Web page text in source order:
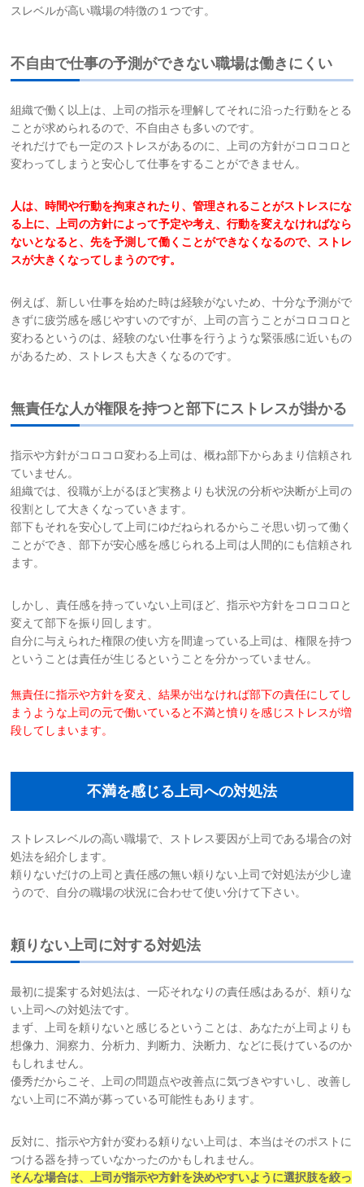
会社概要
採用情報
カウンセリング予約
お問い合わせ
サイトマップ
リンク集
お知らせ
スレベルが高い職場の特徴の１つです。
不自由で仕事の予測ができない職場は働きにくい
組織で働く以上は、上司の指示を理解してそれに沿った行動をとる
ことが求められるので、不自由さも多いのです。
それだけでも一定のストレスがあるのに、上司の方針がコロコロと
変わってしまうと安心して仕事をすることができません。
人は、時間や行動を拘束されたり、管理されることがストレスにな
る上に、上司の方針によって予定や考え、行動を変えなければなら
ないとなると、先を予測して働くことができなくなるので、ストレ
スが大きくなってしまうのです。
例えば、新しい仕事を始めた時は経験がないため、十分な予測がで
きずに疲労感を感じやすいのですが、上司の言うことがコロコロと
変わるというのは、経験のない仕事を行うような緊張感に近いもの
があるため、ストレスも大きくなるのです。
無責任な人が権限を持つと部下にストレスが掛かる
指示や方針がコロコロ変わる上司は、概ね部下からあまり信頼され
ていません。
組織では、役職が上がるほど実務よりも状況の分析や決断が上司の
役割として大きくなっていきます。
部下もそれを安心して上司にゆだねられるからこそ思い切って働く
ことができ、部下が安心感を感じられる上司は人間的にも信頼され
ます。
しかし、責任感を持っていない上司ほど、指示や方針をコロコロと
変えて部下を振り回します。
自分に与えられた権限の使い方を間違っている上司は、権限を持つ
ということは責任が生じるということを分かっていません。
無責任に指示や方針を変え、結果が出なければ部下の責任にしてし
まうような上司の元で働いていると不満と憤りを感じストレスが増
段してしまいます。
不満を感じる上司への対処法
ストレスレベルの高い職場で、ストレス要因が上司である場合の対
処法を紹介します。
頼りないだけの上司と責任感の無い頼りない上司で対処法が少し違
うので、自分の職場の状況に合わせて使い分けて下さい。
頼りない上司に対する対処法
最初に提案する対処法は、一応それなりの責任感はあるが、頼りな
い上司への対処法です。
まず、上司を頼りないと感じるということは、あなたが上司よりも
想像力、洞察力、分析力、判断力、決断力、などに長けているのか
もしれません。
優秀だからこそ、上司の問題点や改善点に気づきやすいし、改善し
ない上司に不満が募っている可能性もあります。
反対に、指示や方針が変わる頼りない上司は、本当はそのポストに
つける器を持っていなかったのかもしれません。
そんな場合は、上司が指示や方針を決めやすいように選択肢を絞っ